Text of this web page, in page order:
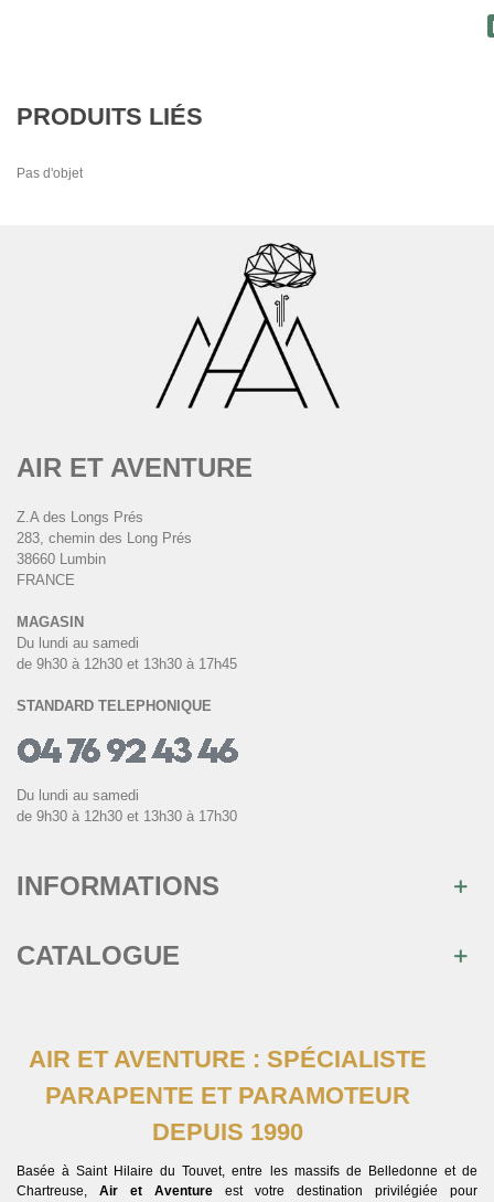
PRODUITS LIÉS
Pas d'objet
Rejoignez-nous
Inscrivez-vous à notre newsletter et recevez
commande
AIR ET AVENTURE
Z.A des Longs Prés
283, chemin des Long Prés
38660 Lumbin
FRANCE
MAGASIN
Du lundi au samedi
de 9h30 à 12h30 et 13h30 à 17h45
STANDARD TELEPHONIQUE
Du lundi au samedi
de 9h30 à 12h30 et 13h30 à 17h30
INFORMATIONS
CATALOGUE
AIR ET AVENTURE : SPÉCIALISTE
PARAPENTE ET PARAMOTEUR
DEPUIS 1990
Basée à Saint Hilaire du Touvet, entre les massifs de Belledonne et de
Chartreuse, Air et Aventure est votre destination privilégiée pour